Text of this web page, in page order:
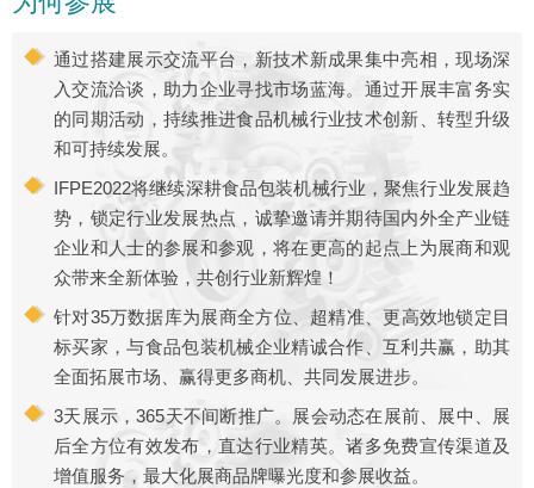
通过搭建展示交流平台，新技术新成果集中亮相，现场深
入交流洽谈，助力企业寻找市场蓝海。通过开展丰富务实
的同期活动，持续推进食品机械行业技术创新、转型升级
和可持续发展。
IFPE2022将继续深耕食品包装机械行业，聚焦行业发展趋
势，锁定行业发展热点，诚挚邀请并期待国内外全产业链
企业和人士的参展和参观，将在更高的起点上为展商和观
众带来全新体验，共创行业新辉煌！
针对35万数据库为展商全方位、超精准、更高效地锁定目
标买家，与食品包装机械企业精诚合作、互利共赢，助其
全面拓展市场、赢得更多商机、共同发展进步。
3天展示，365天不间断推广。展会动态在展前、展中、展
后全方位有效发布，直达行业精英。诸多免费宣传渠道及
增值服务，最大化展商品牌曝光度和参展收益。